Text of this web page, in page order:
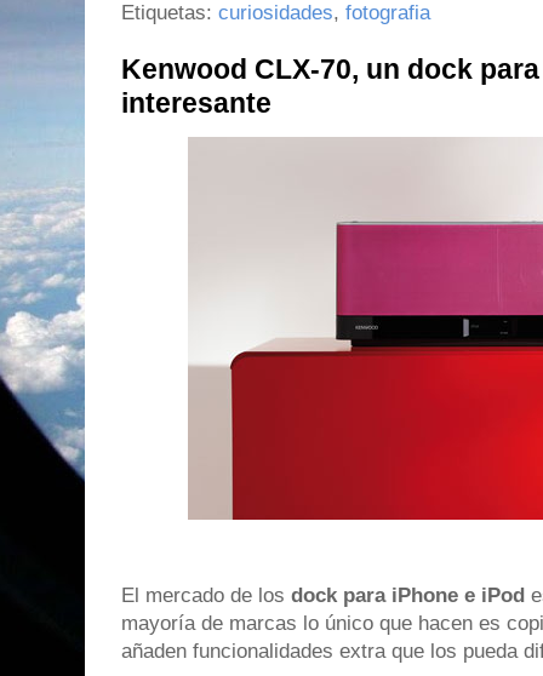
Etiquetas: curiosidades, fotografia
Kenwood CLX-70, un dock
interesante
El mercado de los dock para iPhone e iPod
mayoría de marcas lo único que hacen es
añaden funcionalidades extra que los pueda